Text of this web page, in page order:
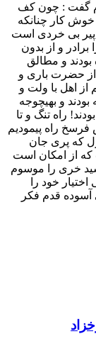
گفت : چون کف
کار چنانکه
پیر بی خردی است
و از بدون
بودند و مطالق
از حضرت باری و
از اهل با ولت و
و بهیچوجه
راه تنگ و تا
راه پیمودیم
که پری جان
از امکان است
سید خری را موسوم
خود را
قدم فکر